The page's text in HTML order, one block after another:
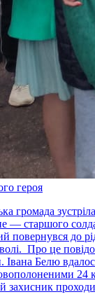
героя
громада
— старшого
повернувся до
Про це
Івана Белю
24
захисник